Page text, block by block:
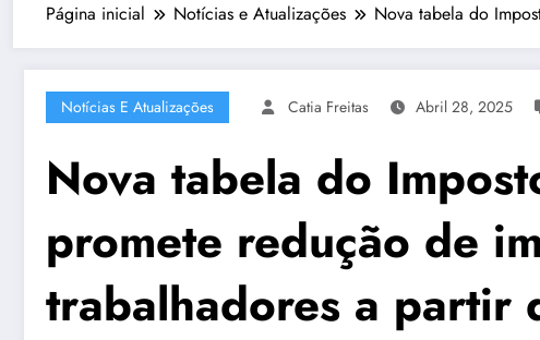
Página inicial Notícias e Atualizações Nova tabela do
Notícias E Atualizações Catia Freitas Abril 28, 2025
Nova tabela do
promete redução de
trabalhadores a partir